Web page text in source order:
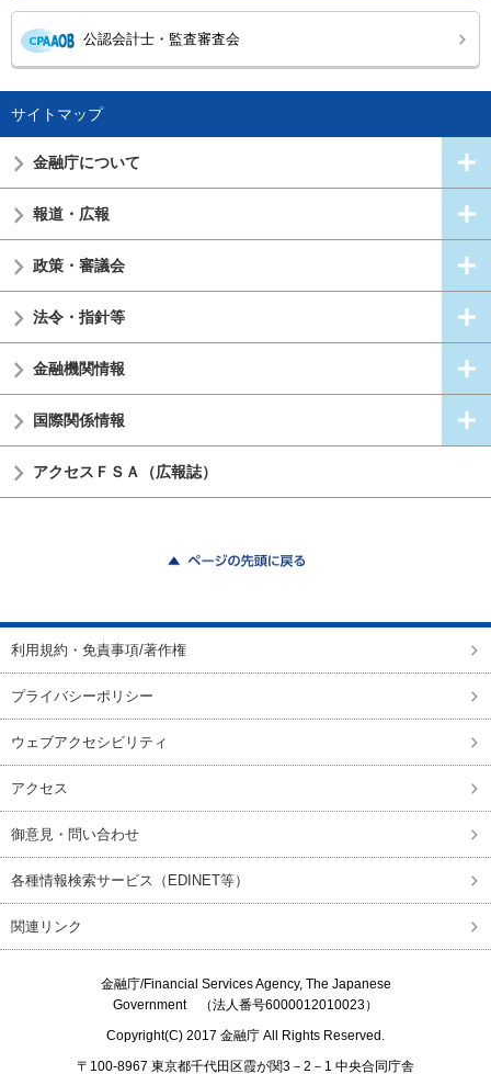
公認会計士・監査審査会
サイトマップ
金融庁について
報道・広報
政策・審議会
法令・指針等
金融機関情報
国際関係情報
アクセスＦＳＡ（広報誌）
利用規約・免責事項/著作権
プライバシーポリシー
ウェブアクセシビリティ
アクセス
御意見・問い合わせ
各種情報検索サービス（EDINET等）
関連リンク
金融庁/Financial Services Agency, The Japanese
Government（法人番号6000012010023）
Copyright(C) 2017 金融庁 All Rights Reserved.
〒100-8967 東京都千代田区霞が関3－2－1 中央合同庁舎